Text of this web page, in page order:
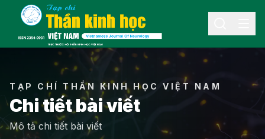
THÔNG TIN
TẠP CHÍ THẦN KINH HỌC VIỆT NAM
Chi tiết bài viết
Mô tả chi tiết bài viết